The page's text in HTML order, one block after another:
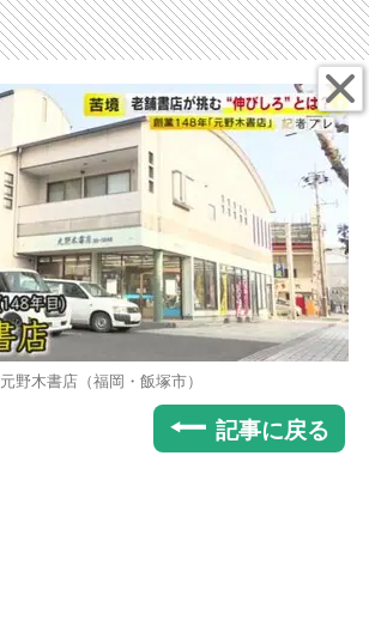
元野木書店（福岡・飯塚市）
記事に戻る